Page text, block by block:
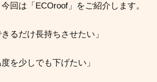
回は「ECOroof」をご紹介します。
るだけ長持ちさせたい」
を少しでも下げたい」